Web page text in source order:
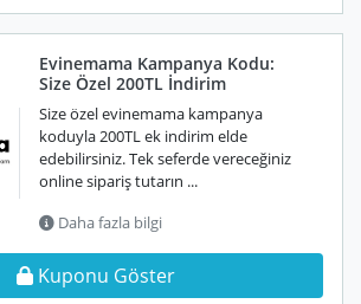
Evinemama Kampanya Kodu:
Size Özel 200TL İndirim
Size özel evinemama kampanya
koduyla 200TL ek indirim elde
edebilirsiniz. Tek seferde vereceğiniz
online sipariş tutarın ...
Daha fazla bilgi
Kuponu Göster